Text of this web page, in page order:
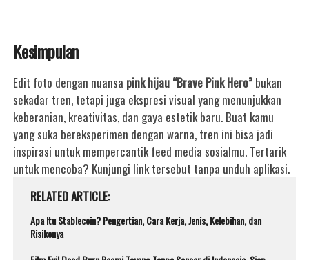
Kesimpulan
Edit foto dengan nuansa pink hijau “Brave Pink Hero” bukan
sekadar tren, tetapi juga ekspresi visual yang menunjukkan
keberanian, kreativitas, dan gaya estetik baru. Buat kamu
yang suka bereksperimen dengan warna, tren ini bisa jadi
inspirasi untuk mempercantik feed media sosialmu. Tertarik
untuk mencoba? Kunjungi link tersebut tanpa unduh aplikasi.
RELATED ARTICLE
Apa Itu Stablecoin? Pengertian, Cara Kerja, Jenis, Kelebihan, dan
Risikonya